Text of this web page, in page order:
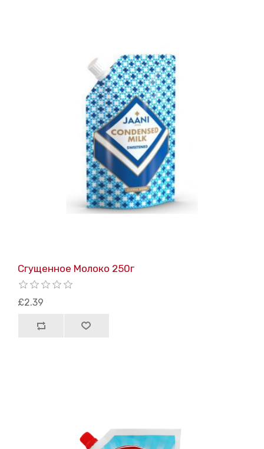
Сгущенное Молоко 250г
£2.39